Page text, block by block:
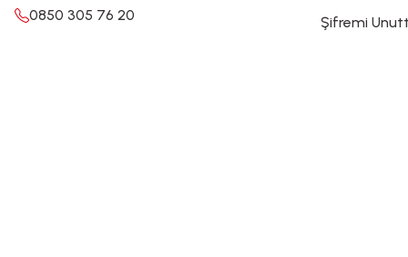
0850 305 76 20 Şifremi